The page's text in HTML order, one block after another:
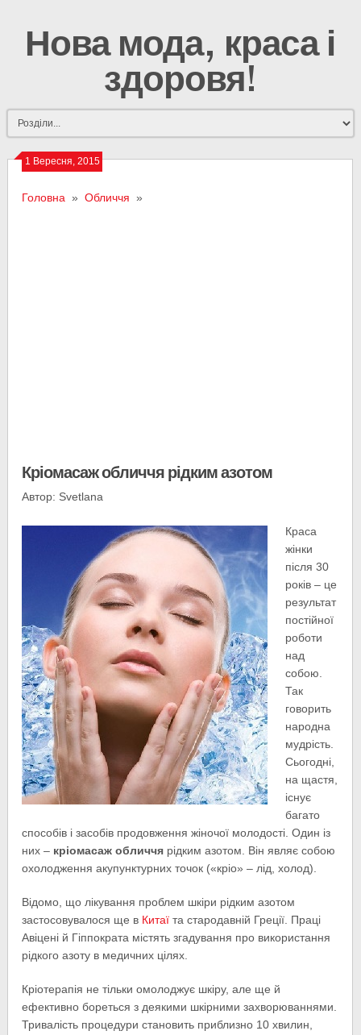
Нова мода, краса і
здоровя!
1 Вересня, 2015
Головна »Обличчя »
Кріомасаж обличчя рідким азотом
Автор: Svetlana
Краса
жінки
після 30
років – це
результат
постійної
роботи
над
собою.
Так
говорить
народна
мудрість.
Сьогодні,
на щастя,
існує
багато
способів і засобів продовження жіночої молодості. Один із
них – кріомасаж обличчя рідким азотом. Він являє собою
охолодження акупунктурних точок («кріо» – лід, холод).
Відомо, що лікування проблем шкіри рідким азотом
застосовувалося ще в Китаї та стародавній Греції. Праці
Авіцені й Гіппократа містять згадування про використання
рідкого азоту в медичних цілях.
Кріотерапія не тільки омолоджує шкіру, але ще й
ефективно бореться з деякими шкірними захворюваннями.
Тривалість процедури становить приблизно 10 хвилин,